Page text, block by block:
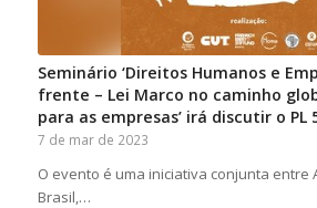
Seminário ‘Direitos Humanos e
frente – Lei Marco no caminho
para as empresas’ irá discutir o PL
7 de mar de 2023
O evento é uma iniciativa conjunta entre
Brasil,…